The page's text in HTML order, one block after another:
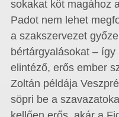
sokakat köt magához
Padot nem lehet
a szakszervezet
bértárgyalásokat –
elintéző, erős ember
Zoltán példája
söpri be a